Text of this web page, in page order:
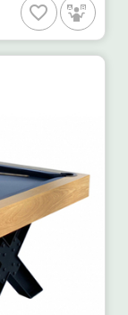
favorite_border